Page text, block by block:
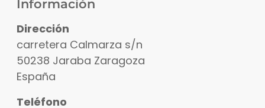
Información
Dirección
carretera Calmarza s/n
50238 Jaraba Zaragoza
España
Teléfono